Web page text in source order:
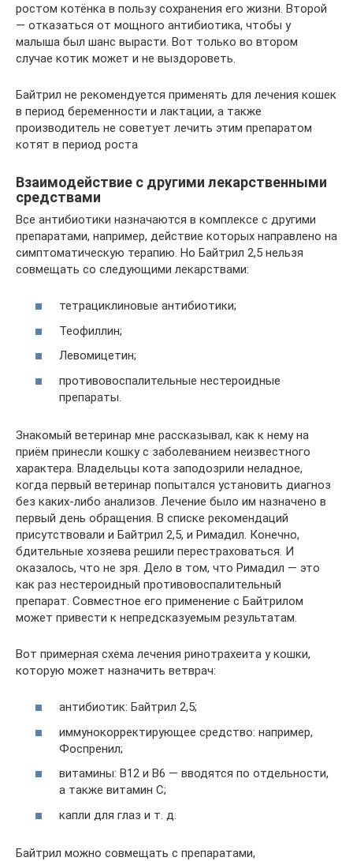
ростом котёнка в пользу сохранения его жизни. Второй
— отказаться от мощного антибиотика, чтобы у
малыша был шанс вырасти. Вот только во втором
случае котик может и не выздороветь.
Байтрил не рекомендуется применять для лечения кошек
в период беременности и лактации, а также
производитель не советует лечить этим препаратом
котят в период роста
Взаимодействие с другими лекарственными
средствами
Все антибиотики назначаются в комплексе с другими
препаратами, например, действие которых направлено на
симптоматическую терапию. Но Байтрил 2,5 нельзя
совмещать со следующими лекарствами:
тетрациклиновые антибиотики;
Теофиллин;
Левомицетин;
противовоспалительные нестероидные
препараты.
Знакомый ветеринар мне рассказывал, как к нему на
приём принесли кошку с заболеванием неизвестного
характера. Владельцы кота заподозрили неладное,
когда первый ветеринар попытался установить диагноз
без каких-либо анализов. Лечение было им назначено в
первый день обращения. В списке рекомендаций
присутствовали и Байтрил 2,5, и Римадил. Конечно,
бдительные хозяева решили перестраховаться. И
оказалось, что не зря. Дело в том, что Римадил — это
как раз нестероидный противовоспалительный
препарат. Совместное его применение с Байтрилом
может привести к непредсказуемым результатам.
Вот примерная схема лечения ринотрахеита у кошки,
которую может назначить ветврач:
антибиотик: Байтрил 2,5;
иммунокорректирующее средство: например,
Фоспренил;
витамины: B12 и B6 — вводятся по отдельности,
а также витамин C;
капли для глаз и т. д.
Байтрил можно совмещать с препаратами,